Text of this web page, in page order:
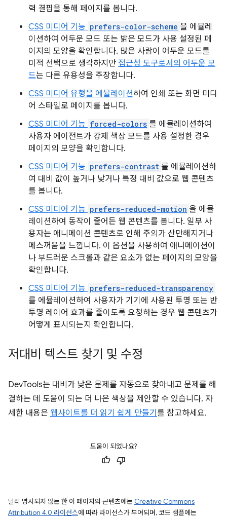
력 결핍을 통해 페이지를 봅니다.
CSS 미디어 기능 prefers-color-scheme 을 에뮬레
이션하여 어두운 모드 또는 밝은 모드가 사용 설정된 페
이지의 모양을 확인합니다. 많은 사람이 어두운 모드를
미적 선택으로 생각하지만 접근성 도구로서의 어두운 모
드는 다른 유용성을 주장합니다.
CSS 미디어 유형을 에뮬레이션하여 인쇄 또는 화면 미디
어 스타일로 페이지를 봅니다.
CSS 미디어 기능 forced-colors 를 에뮬레이션하여
사용자 에이전트가 강제 색상 모드를 사용 설정한 경우
페이지의 모양을 확인합니다.
CSS 미디어 기능 prefers-contrast 를 에뮬레이션하
여 대비 값이 높거나 낮거나 특정 대비 값으로 웹 콘텐츠
를 봅니다.
CSS 미디어 기능 prefers-reduced-motion 을 에뮬
레이션하여 동작이 줄어든 웹 콘텐츠를 봅니다. 일부 사
용자는 애니메이션 콘텐츠로 인해 주의가 산만해지거나
메스꺼움을 느낍니다. 이 옵션을 사용하여 애니메이션이
나 부드러운 스크롤과 같은 요소가 없는 페이지의 모양을
확인합니다.
CSS 미디어 기능 prefers-reduced-transparency
를 에뮬레이션하여 사용자가 기기에 사용된 투명 또는 반
투명 레이어 효과를 줄이도록 요청하는 경우 웹 콘텐츠가
어떻게 표시되는지 확인합니다.
저대비 텍스트 찾기 및 수정
DevTools는 대비가 낮은 문제를 자동으로 찾아내고 문제를 해
결하는 데 도움이 되는 더 나은 색상을 제안할 수 있습니다. 자
세한 내용은 웹사이트를 더 읽기 쉽게 만들기 를 참고하세요.
도움이 되었나요?
달리 명시되지 않는 한 이 페이지의 콘텐츠에는 Creative Commons
Attribution 4.0 라이선스에 따라 라이선스가 부여되며, 코드 샘플에는